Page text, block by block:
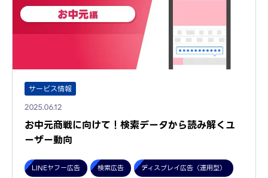
サービス情報
2025.06.12
お中元商戦に向けて！検索データから読み解くユ
ーザー動向
LINEヤフー広告 検索広告 ディスプレイ広告（運用型）